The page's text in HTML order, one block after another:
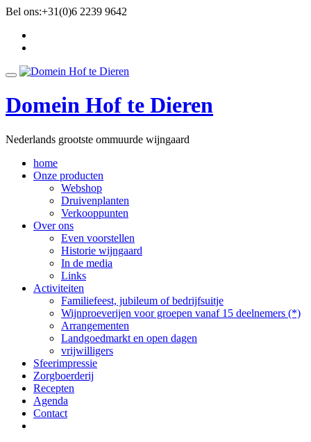
Ga
naar
Bel ons:+31(0)6 2239 9642
Schakel
Domein Hof te Dieren
Nederlands grootste ommuurde wijngaard
home
Onze producten
Webshop
Druivenplanten
Verkooppunten
Over ons
Even voorstellen
Historie wijngaard
In de media
Links
Activiteiten
Familiefeest, jubileum of bedrijfsuitje
Wijnproeverijen voor groepen vanaf 15 deelnemers (*)
Arrangementen
Landgoedmarkt en open dagen
vrijwilligers
Sfeerimpressie
Zorgboerderij
Recepten
Agenda
Contact